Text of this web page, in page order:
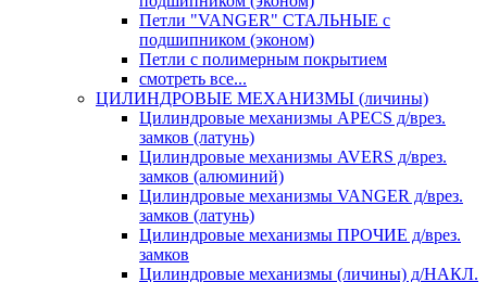
Петли "VANGER" СТАЛЬНЫЕ с
подшипником (эконом)
Петли с полимерным покрытием
смотреть все...
ЦИЛИНДРОВЫЕ МЕХАНИЗМЫ (личины)
Цилиндровые механизмы APECS д/врез.
замков (латунь)
Цилиндровые механизмы AVERS д/врез.
замков (алюминий)
Цилиндровые механизмы VANGER д/врез.
замков (латунь)
Цилиндровые механизмы ПРОЧИЕ д/врез.
замков
Цилиндровые механизмы (личины) д/НАКЛ.